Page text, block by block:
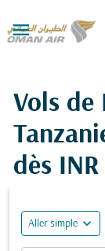

Vols de
dès
Aller simple expand_more